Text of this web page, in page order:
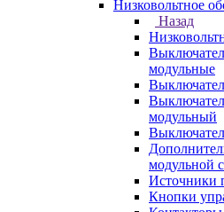
Низковольтное
Назад
модульные
модульный
модульной
Источники
Кнопки